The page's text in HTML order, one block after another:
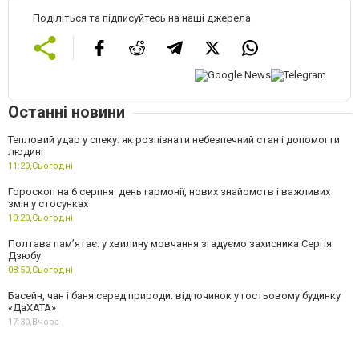
Поділіться та підписуйтесь на наші джерела
Останні новини
Тепловий удар у спеку: як розпізнати небезпечний стан і допомогти
людині
11:20, Сьогодні
Гороскоп на 6 серпня: день гармонії, нових знайомств і важливих
змін у стосунках
10:20, Сьогодні
Полтава пам’ятає: у хвилину мовчання згадуємо захисника Сергія
Дзюбу
08:50, Сьогодні
Басейн, чан і баня серед природи: відпочинок у гостьовому будинку
«ДаХАТА»
17:30, Вчора